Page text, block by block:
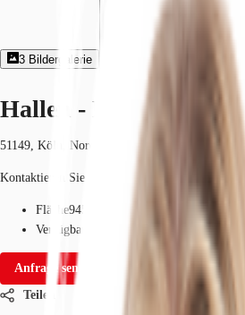
3 Bildergalerie
Exposé herunterladen
Hallen - Köln - K1839-1
51149, Köln, Nordrhein-Westfalen
Kontaktieren Sie uns für den Preis
Fläche945 m²
Verfügbarkeit
Auf Anfrage
Anfrage senden
Teilen